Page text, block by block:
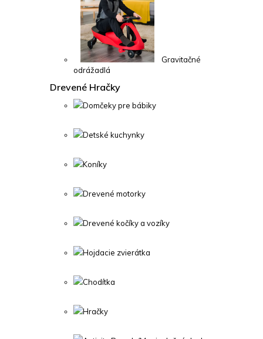
Gravitačné
odrážadlá
Drevené Hračky
Domčeky pre bábiky
Detské kuchynky
Koníky
Drevené motorky
Drevené kočíky a vozíky
Hojdacie zvierátka
Chodítka
Hračky